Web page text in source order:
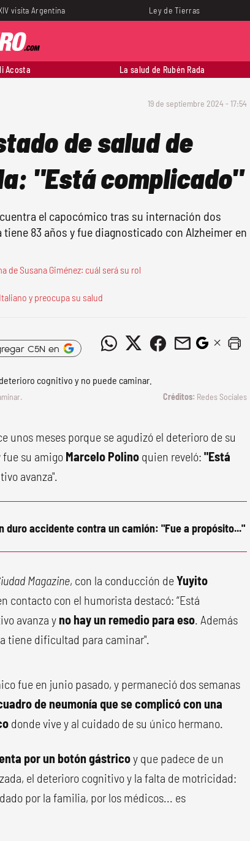
visita Argentina Ley de Tierras
Acosta La salud de Rubén Rada
19 de septiembre 2024 - 17:54
de salud de
"Está complicado"
el capocómico tras su internación dos
83 años y fue diagnosticado con Alzheimer en
de Susana Giménez: cuál será su rol
y preocupa su salud
C5N en
Redes Sociales
unos meses porque se agudizó el deterioro de su
fue su amigo Marcelo Polino quien reveló: "Está
avanza".
duro accidente contra un camión: "Fue a propósito..."
Magazine, con la conducción deYuyito
contacto con el humorista destacó: “Está
avanza y no hay un remedio para eso. Además
tiene dificultad para caminar".
fue en junio pasado, y permaneció dos semanas
de neumonía que se complicó con una
donde vive y al cuidado de su único hermano.
por un botón gástricoy que padece de un
el deterioro cognitivo y la falta de motricidad:
por la familia, por los médicos... es